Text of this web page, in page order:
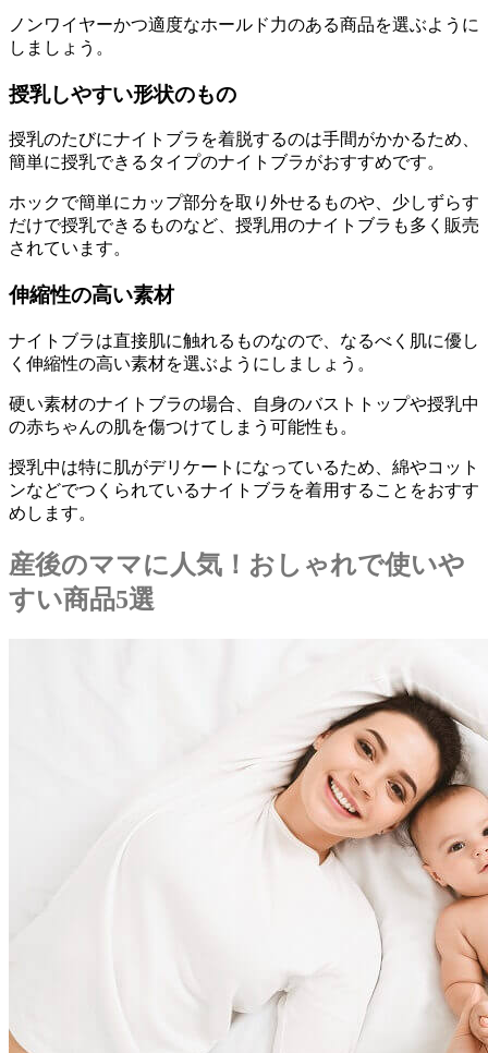
ノンワイヤーかつ適度なホールド力のある商品を選ぶように
しましょう。
授乳しやすい形状のもの
授乳のたびにナイトブラを着脱するのは手間がかかるため、
簡単に授乳できるタイプのナイトブラがおすすめです。
ホックで簡単にカップ部分を取り外せるものや、少しずらす
だけで授乳できるものなど、授乳用のナイトブラも多く販売
されています。
伸縮性の高い素材
ナイトブラは直接肌に触れるものなので、なるべく肌に優し
く伸縮性の高い素材を選ぶようにしましょう。
硬い素材のナイトブラの場合、自身のバストトップや授乳中
の赤ちゃんの肌を傷つけてしまう可能性も。
授乳中は特に肌がデリケートになっているため、 綿やコット
ンなどでつくられているナイトブラを着用することをおすす
め します。
産後のママに人気！おしゃれで使いや
すい商品5選